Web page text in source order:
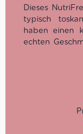
Dieses
typisch
haben einen
echten
Schlagsahne
Essen,
Santo.